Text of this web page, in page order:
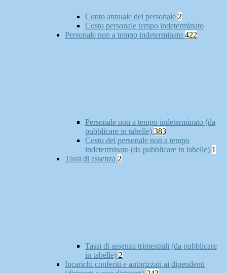
Conto annuale del personale 2
Costo personale tempo indeterminato
Personale non a tempo indeterminato 422
Personale non a tempo indeterminato (da
pubblicare in tabelle) 383
Costo del personale non a tempo
indeterminato (da pubblicare in tabelle) 1
Tassi di assenza 2
Tassi di assenza trimestrali (da pubblicare
in tabelle) 2
Incarichi conferiti e autorizzati ai dipendenti